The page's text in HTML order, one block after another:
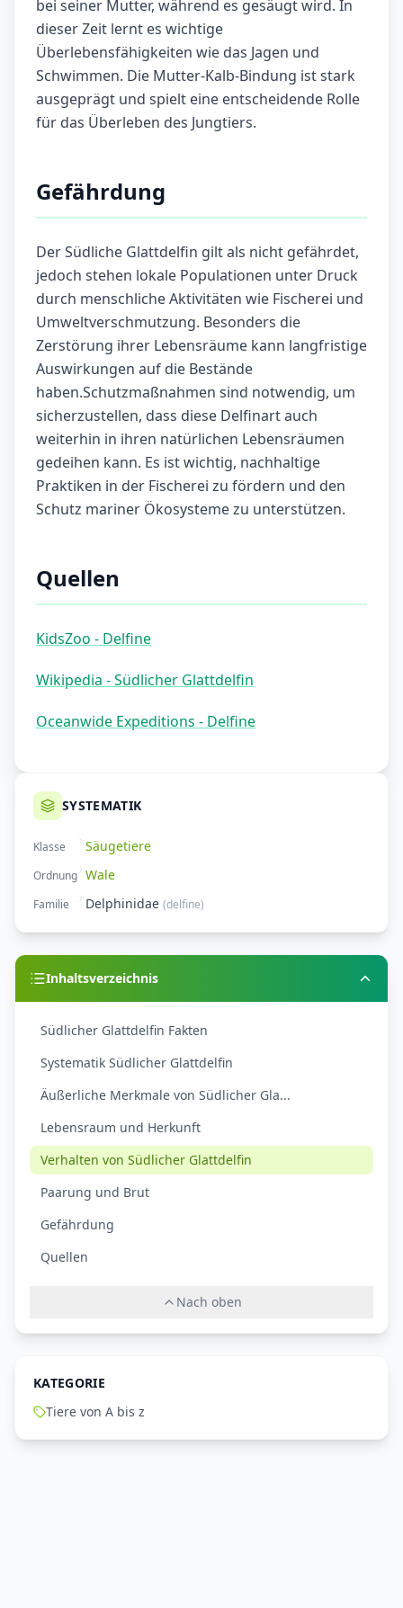
bei seiner Mutter, während es gesäugt wird. In
dieser Zeit lernt es wichtige
Überlebensfähigkeiten wie das Jagen und
Schwimmen. Die Mutter-Kalb-Bindung ist stark
ausgeprägt und spielt eine entscheidende Rolle
für das Überleben des Jungtiers.
Gefährdung
Der Südliche Glattdelfin gilt als nicht gefährdet,
jedoch stehen lokale Populationen unter Druck
durch menschliche Aktivitäten wie Fischerei und
Umweltverschmutzung. Besonders die
Zerstörung ihrer Lebensräume kann langfristige
Auswirkungen auf die Bestände
haben.Schutzmaßnahmen sind notwendig, um
sicherzustellen, dass diese Delfinart auch
weiterhin in ihren natürlichen Lebensräumen
gedeihen kann. Es ist wichtig, nachhaltige
Praktiken in der Fischerei zu fördern und den
Schutz mariner Ökosysteme zu unterstützen.
Quellen
KidsZoo - Delfine
Wikipedia - Südlicher Glattdelfin
Oceanwide Expeditions - Delfine
SYSTEMATIK
Klasse Säugetiere
Ordnung Wale
Familie Delphinidae (delfine)
Inhaltsverzeichnis
Südlicher Glattdelfin Fakten
Systematik Südlicher Glattdelfin
Äußerliche Merkmale von Südlicher Gla...
Lebensraum und Herkunft
Verhalten von Südlicher Glattdelfin
Paarung und Brut
Gefährdung
Quellen
Nach oben
KATEGORIE
Tiere von A bis z